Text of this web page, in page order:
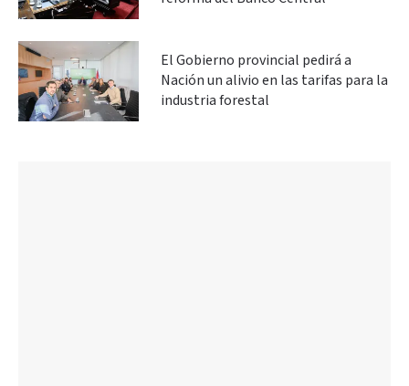
El Gobierno provincial pedirá a
Nación un alivio en las tarifas para la
industria forestal